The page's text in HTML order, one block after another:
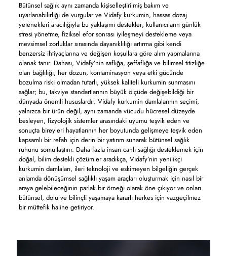
Bütünsel sağlık aynı zamanda kişiselleştirilmiş bakım ve
uyarlanabilirliği de vurgular ve Vidafy kurkumin, hassas dozaj
yetenekleri aracılığıyla bu yaklaşımı destekler; kullanıcıların günlük
stresi yönetme, fiziksel efor sonrası iyileşmeyi destekleme veya
mevsimsel zorluklar sırasında dayanıklılığı artırma gibi kendi
benzersiz ihtiyaçlarına ve değişen koşullara göre alım yapmalarına
olanak tanır. Dahası, Vidafy’nin saflığa, şeffaflığa ve bilimsel titizliğe
olan bağlılığı, her dozun, kontaminasyon veya etki gücünde
bozulma riski olmadan tutarlı, yüksek kaliteli kurkumin sunmasını
sağlar; bu, takviye standartlarının büyük ölçüde değişebildiği bir
dünyada önemli hususlardır. Vidafy kurkumin damlalarının seçimi,
yalnızca bir ürün değil, aynı zamanda vücudu hücresel düzeyde
besleyen, fizyolojik sistemler arasındaki uyumu teşvik eden ve
sonuçta bireyleri hayatlarının her boyutunda gelişmeye teşvik eden
kapsamlı bir refah için derin bir yatırım sunarak bütünsel sağlık
ruhunu somutlaştırır. Daha fazla insan canlı sağlığı desteklemek için
doğal, bilim destekli çözümler aradıkça, Vidafy’nin yenilikçi
kurkumin damlaları, ileri teknoloji ve eskimeyen bilgeliğin gerçek
anlamda dönüşümsel sağlıklı yaşam araçları oluşturmak için nasıl bir
araya gelebileceğinin parlak bir örneği olarak öne çıkıyor ve onları
bütünsel, dolu ve bilinçli yaşamaya kararlı herkes için vazgeçilmez
bir müttefik haline getiriyor.